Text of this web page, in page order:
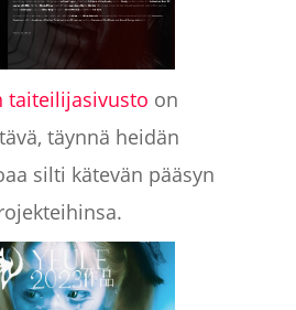
taiteilijasivusto on
täynnä heidän
silti kätevän pääsyn